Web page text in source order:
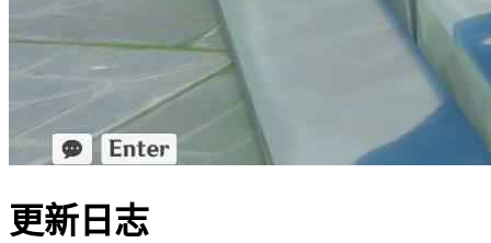
更新日志